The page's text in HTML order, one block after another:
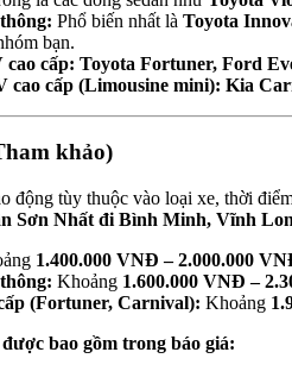
Phổ biến nhất là Toyota
bạn.
cao cấp: Toyota Fortuner, Ford
cao cấp (Limousine mini): Kia
khảo)
động tùy thuộc vào loại xe, thời
Sơn Nhất đi Bình Minh, Vĩnh
1.400.000 VNĐ – 2.000.000
Khoảng 1.600.000 VNĐ –
(Fortuner, Carnival): Khoảng
bao gồm trong báo giá: